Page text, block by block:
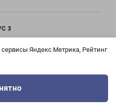
Яндекс.Метрика, Рейтинг
3